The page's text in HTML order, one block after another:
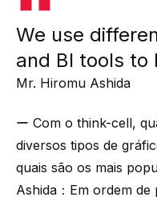
We use
and BI tools to
Mr. Hiromu Ashida
ー Com o think-cell,
diversos tipos de
quais são os mais
Ashida：Em ordem